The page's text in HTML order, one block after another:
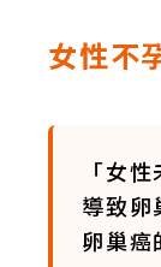
女性不
「女
導致卵
卵巢癌